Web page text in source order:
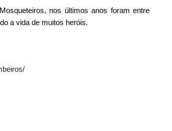
nos últimos anos foram entregues
a vida de muitos heróis.